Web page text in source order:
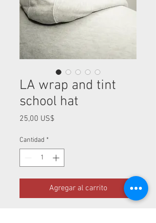
LA wrap and tint
school hat
25,00 US$
Cantidad *
Agregar al carrito